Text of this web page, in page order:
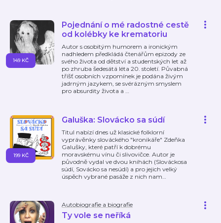
Pojednání o mé radostné cestě
od kolébky ke krematoriu
Autor s osobitým humorem a ironickým
nadhledem předkládá čtenářům epizody ze
svého života od dětství a studentských let až
po zhruba šedesátá léta 20. století. Půvabná
tříšť osobních vzpomínek je podána živým
jadrným jazykem, se svérázným smyslem
pro absurdity života a …
149 KČ
Galuška: Slovácko sa súdí
Titul nabízí dnes už klasické folklorní
vyprávěnky slováckého "kronikáře" Zdeňka
Galušky, které patří k dobrému
moravskému vínu či slivovičce. Autor je
původně vydal ve dvou knihách (Slováckosa
súdí, Sovácko sa nesúdí) a pro jejich velký
úspěch vybrané pasáže z nich nam…
199 KČ
Autobiografie a biografie
Ty vole se neříká